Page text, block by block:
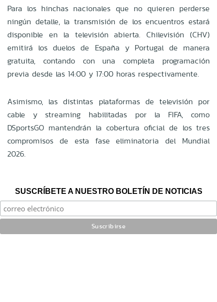
Para los hinchas nacionales que no quieren perderse
ningún detalle, la transmisión de los encuentros estará
disponible en la televisión abierta. Chilevisión (CHV)
emitirá los duelos de España y Portugal de manera
gratuita, contando con una completa programación
previa desde las 14:00 y 17:00 horas respectivamente.
Asimismo, las distintas plataformas de televisión por
cable y streaming habilitadas por la FIFA, como
DSportsGO mantendrán la cobertura oficial de los tres
compromisos de esta fase eliminatoria del Mundial
2026.
SUSCRÍBETE A NUESTRO BOLETÍN DE NOTICIAS